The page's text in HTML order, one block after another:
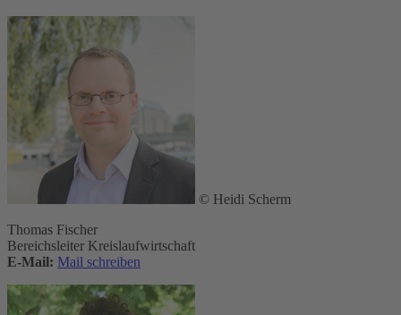
© Heidi Scherm
Thomas Fischer
Bereichsleiter Kreislaufwirtschaft
E-Mail: Mail schreiben